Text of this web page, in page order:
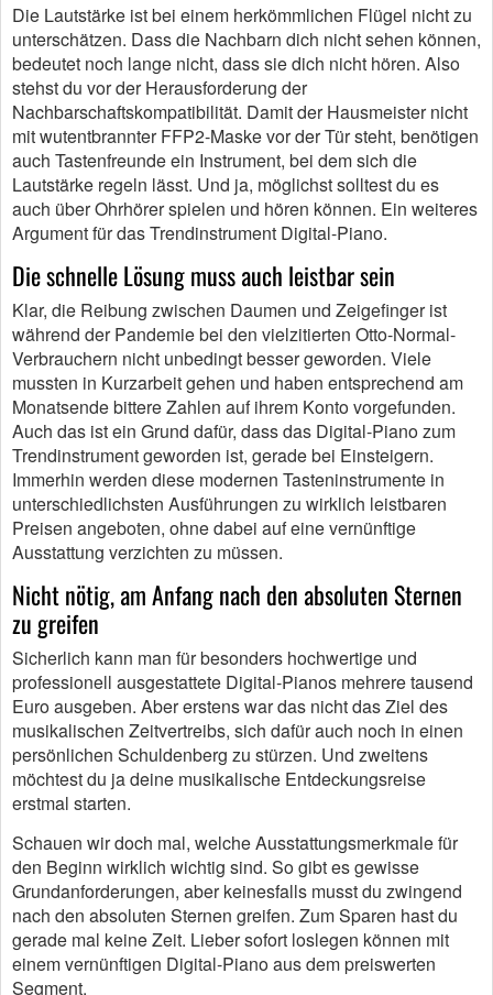
Die Lautstärke ist bei einem herkömmlichen Flügel nicht zu
unterschätzen. Dass die Nachbarn dich nicht sehen können,
bedeutet noch lange nicht, dass sie dich nicht hören. Also
stehst du vor der Herausforderung der
Nachbarschaftskompatibilität. Damit der Hausmeister nicht
mit wutentbrannter FFP2-Maske vor der Tür steht, benötigen
auch Tastenfreunde ein Instrument, bei dem sich die
Lautstärke regeln lässt. Und ja, möglichst solltest du es
auch über Ohrhörer spielen und hören können. Ein weiteres
Argument für das Trendinstrument Digital-Piano.
Die schnelle Lösung muss auch leistbar sein
Klar, die Reibung zwischen Daumen und Zeigefinger ist
während der Pandemie bei den vielzitierten Otto-Normal-
Verbrauchern nicht unbedingt besser geworden. Viele
mussten in Kurzarbeit gehen und haben entsprechend am
Monatsende bittere Zahlen auf ihrem Konto vorgefunden.
Auch das ist ein Grund dafür, dass das Digital-Piano zum
Trendinstrument geworden ist, gerade bei Einsteigern.
Immerhin werden diese modernen Tasteninstrumente in
unterschiedlichsten Ausführungen zu wirklich leistbaren
Preisen angeboten, ohne dabei auf eine vernünftige
Ausstattung verzichten zu müssen.
Nicht nötig, am Anfang nach den absoluten Sternen
zu greifen
Sicherlich kann man für besonders hochwertige und
professionell ausgestattete Digital-Pianos mehrere tausend
Euro ausgeben. Aber erstens war das nicht das Ziel des
musikalischen Zeitvertreibs, sich dafür auch noch in einen
persönlichen Schuldenberg zu stürzen. Und zweitens
möchtest du ja deine musikalische Entdeckungsreise
erstmal starten.
Schauen wir doch mal, welche Ausstattungsmerkmale für
den Beginn wirklich wichtig sind. So gibt es gewisse
Grundanforderungen, aber keinesfalls musst du zwingend
nach den absoluten Sternen greifen. Zum Sparen hast du
gerade mal keine Zeit. Lieber sofort loslegen können mit
einem vernünftigen Digital-Piano aus dem preiswerten
Segment.